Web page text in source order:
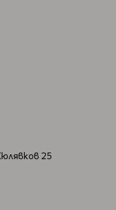
25